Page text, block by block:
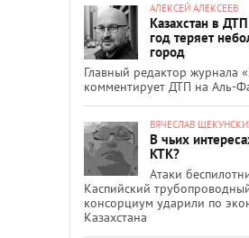
АЛЕКСЕЙ АЛЕКСЕЕВ
Казахстан в
год теряет
город
Главный редактор журнала
комментирует ДТП на Аль-
ВЯЧЕСЛАВ
В чьих
КТК?
Атаки
Каспийский
консорциум ударили по
Казахстана